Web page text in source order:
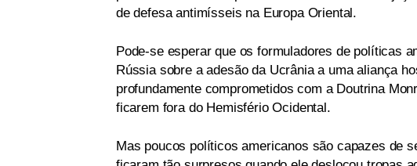
de defesa antimísseis na Europa Oriental.
Pode-se esperar que os formuladores de políticas
Rússia sobre a adesão da Ucrânia a uma aliança
profundamente comprometidos com a Doutrina
ficarem fora do Hemisfério Ocidental.
Mas poucos políticos americanos são capazes de